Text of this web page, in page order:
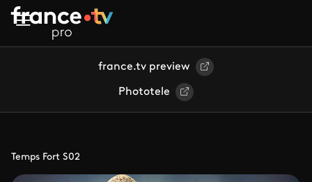
Aller au contenu principal
france.tv preview
Phototele
Temps Fort S02